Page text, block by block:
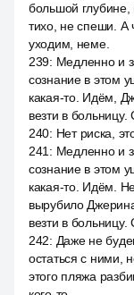
большой глубине,
тихо, не спеши. А
уходим, неме.
239: Медленно и
сознание в этом
какая-то. Идём,
везти в больницу.
240: Нет риска,
241 : Медленно и
сознание в этом
какая-то. Идём.
вырубило
везти в больницу.
242: Даже не
остаться с ними,
этого пляжа